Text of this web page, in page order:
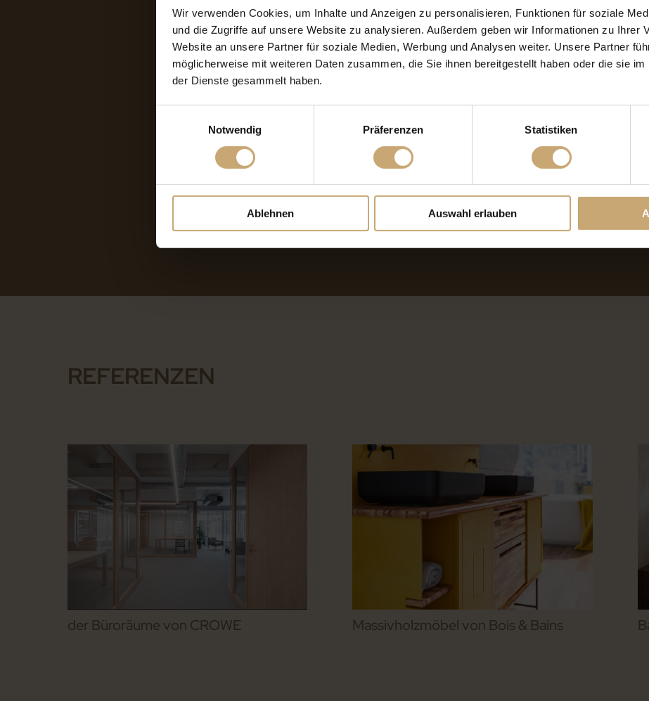
Wir verwenden Cookies, um Inhalte und Anzeigen zu personalisieren, Funktionen für soziale
und die Zugriffe auf unsere Website zu analysieren. Außerdem geben wir Informationen zu Ihrer
Website an unsere Partner für soziale Medien, Werbung und Analysen weiter. Unsere Partner
möglicherweise mit weiteren Daten zusammen, die Sie ihnen bereitgestellt haben oder die sie
der Dienste gesammelt haben.
Notwendig
Präferenzen Statistiken
Ablehnen Auswahl erlauben
Kunsttischlerei, hochwertige
Treppen, Holztäfelungen, Parkett
als Massivholz und als Furnier
Relativ schnelle Trocknung.
Neigt zum Reißen.
Zur Vermeidung von Ausrissen auf
Leicht zu verarbeiten und
Nagelverbindungen sind haltbar,
Gedämpft lässt es sich gut biegen.
Pyramidenzeichnung und
REFERENZEN
der Büroräume von CROWE Massivholzmöbel von Bois & Bains